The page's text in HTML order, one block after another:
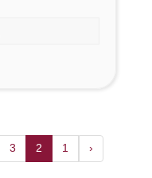
‹
1
2
3